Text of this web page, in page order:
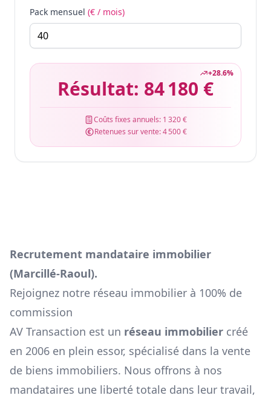
Pack mensuel (€ / mois)
+28.6%
Résultat: 84 180 €
Coûts fixes annuels: 1 320 €
Retenues sur vente:4 500 €
Recrutement mandataire immobilier
(Marcillé-Raoul).
Rejoignez notre réseau immobilier à 100% de
commission
AV Transaction est un réseau immobilier créé
en 2006 en plein essor, spécialisé dans la vente
de biens immobiliers. Nous offrons à nos
mandataires une liberté totale dans leur travail,